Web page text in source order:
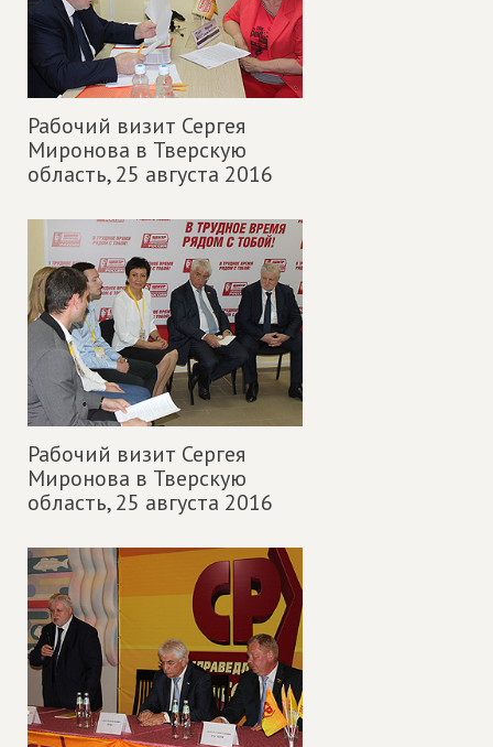
Рабочий визит Сергея
Миронова в Тверскую
область,25 августа 2016
Рабочий визит Сергея
Миронова в Тверскую
область,25 августа 2016